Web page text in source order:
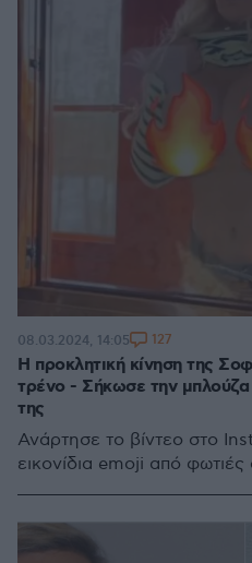
Η προκλητική κίνηση της
τρένο - Σήκωσε την μπλούζα
της
Ανάρτησε το βίντεο στο
εικονίδια emoji από
08.03.2024, 14:05 127